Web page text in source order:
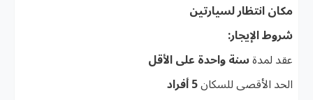
مكان انتظار لسيارتين
شروط الإيجار:
عقد لمدةسنة واحدة على الأقل
الحد الأقصى للسكان5 أفراد